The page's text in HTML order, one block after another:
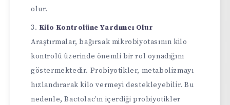
olur.
Kilo Kontrolüne Yardımcı Olur
Araştırmalar, bağırsak mikrobiyotasının kilo
kontrolü üzerinde önemli bir rol oynadığını
göstermektedir. Probiyotikler, metabolizmayı
hızlandırarak kilo vermeyi destekleyebilir. Bu
nedenle, Bactolac’ın içerdiği probiyotikler